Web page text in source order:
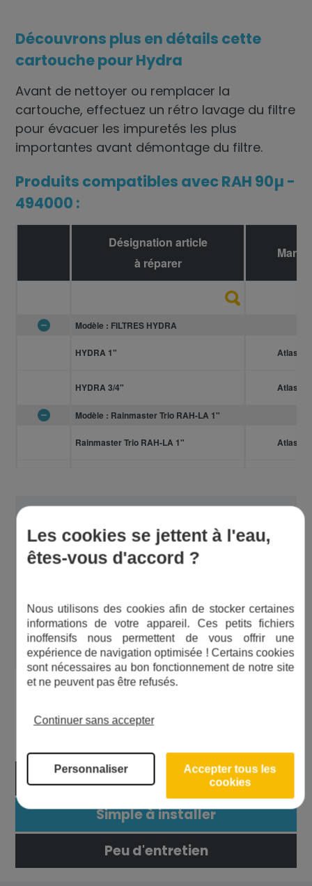
Découvrons plus en détails cette
cartouche pour Hydra
Avant de nettoyer ou remplacer la
cartouche, effectuez un rétro lavage du filtre
pour évacuer les impuretés les plus
importantes avant démontage du filtre.
Produits compatibles avec RAH 90µ -
494000 :
Désignation article
à réparer
Modèle : FILTRES HYDRA
HYDRA 1" Atlas
HYDRA 3/4" Atlas
Modèle : Rainmaster Trio RAH-LA 1"
Rainmaster Trio RAH-LA 1" Atlas
Bon à savoir
Cette cartouche est spécifique
au filtre Hydra.
Les avantages du produit
Filtration de pointe
Simple à installer
Peu d'entretien
Les cookies se jettent à l'eau,
êtes-vous d'accord ?
Nous utilisons des cookies afin de stocker certaines
informations de votre appareil. Ces petits fichiers
inoffensifs nous permettent de vous offrir une
expérience de navigation optimisée ! Certains cookies
sont nécessaires au bon fonctionnement de notre site
et ne peuvent pas être refusés.
Continuer sans accepter
Personnaliser
Accepter tous les
cookies